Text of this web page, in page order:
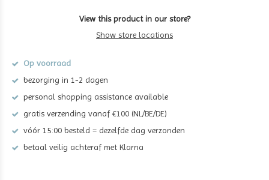
View this product in our store?
Show store locations
Op voorraad
bezorging in 1-2 dagen
personal shopping assistance available
gratis verzending vanaf €100 (NL/BE/DE)
vóór 15:00 besteld = dezelfde dag verzonden
betaal veilig achteraf met Klarna